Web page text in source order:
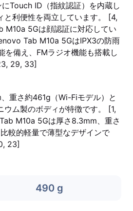
Touch ID（指紋認証）を内蔵し
と利便性を両立しています。 [4,
M10a 5Gは顔認証に対応してい
Tab M10a 5GはIPX3の防雨
を備え、FMラジオ機能も搭載し
29, 33]
重さ約461g（Wi-Fiモデル）と
ウム製のボディが特徴です。 [1,
M10a 5Gは厚さ8.3mm、重さ
較的軽量で薄型なデザインで
23]
490 g